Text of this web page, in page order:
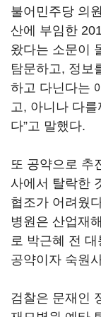
불어민주당 의
산에 부임한
왔다는 소문이
탐문하고, 정보
하고 다닌다는
고, 아니나 다
다”고 말했다.
또 공약으로 추
사에서 탈락한
협조가 어려웠
병원은 산업재
로 박근혜 전
공약이자 숙원
검찰은 문재인